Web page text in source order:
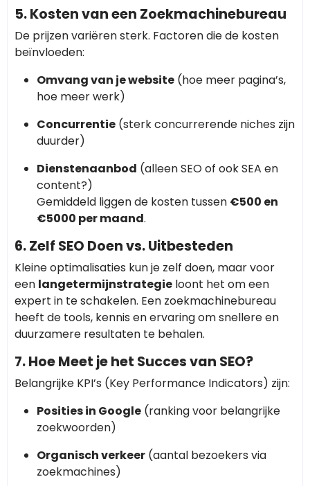
5. Kosten van een Zoekmachinebureau
De prijzen variëren sterk. Factoren die de kosten
beïnvloeden:
Omvang van je website (hoe meer pagina’s,
hoe meer werk)
Concurrentie (sterk concurrerende niches zijn
duurder)
Dienstenaanbod (alleen SEO of ook SEA en
content?)
Gemiddeld liggen de kosten tussen €500 en
€5000 per maand.
6. Zelf SEO Doen vs. Uitbesteden
Kleine optimalisaties kun je zelf doen, maar voor
een langetermijnstrategie loont het om een
expert in te schakelen. Een zoekmachinebureau
heeft de tools, kennis en ervaring om snellere en
duurzamere resultaten te behalen.
7. Hoe Meet je het Succes van SEO?
Belangrijke KPI’s (Key Performance Indicators) zijn:
Posities in Google (ranking voor belangrijke
zoekwoorden)
Organisch verkeer (aantal bezoekers via
zoekmachines)